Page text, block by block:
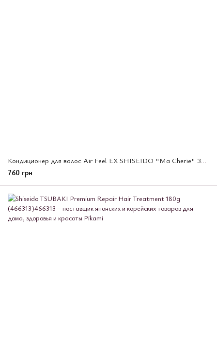
Кондиционер для волос Air Feel EX SHISEIDO "Ma Cherie" 380 мл (447602)
760 грн